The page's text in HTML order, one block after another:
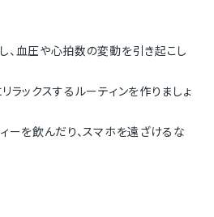
血圧や心拍数の変動を引き起こし
ラックスするルーティンを作りましょ
ーを飲んだり、スマホを遠ざけるな